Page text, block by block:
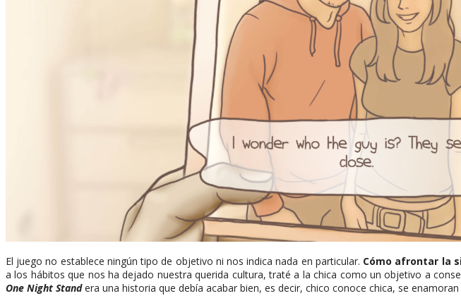
El juego no establece ningún tipo de objetivo ni nos indica nada en particular. Cómo afrontar la
a los hábitos que nos ha dejado nuestra querida cultura, traté a la chica como un objetivo a
One Night Standera una historia que debía acabar bien, es decir, chico conoce chica, se enamoran